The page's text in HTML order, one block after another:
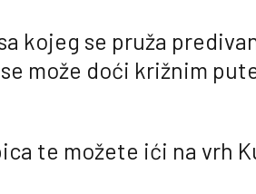
kojeg se pruža
može doći križnim
te možete ići na vrh